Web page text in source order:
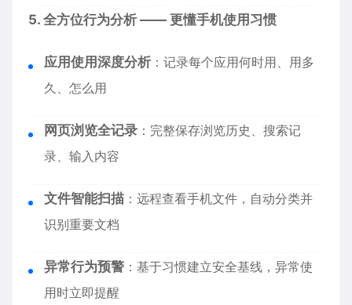
5. 全方位行为分析 —— 更懂手机使用习惯
应用使用深度分析 ：记录每个应用何时用、用多
久、怎么用
网页浏览全记录 ：完整保存浏览历史、搜索记
录、输入内容
文件智能扫描 ：远程查看手机文件，自动分类并
识别重要文档
异常行为预警 ：基于习惯建立安全基线，异常使
用时立即提醒